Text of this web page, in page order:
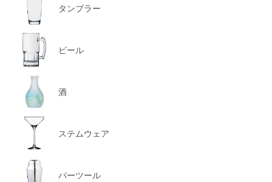
タンブラー
ビール
酒
ステムウェア
バーツール